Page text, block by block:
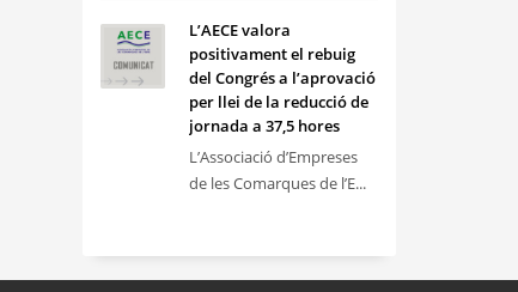
L’AECE valora
positivament el rebuig
del Congrés a l’aprovació
per llei de la reducció de
jornada a 37,5 hores
L’Associació d’Empreses
de les Comarques de l’E...